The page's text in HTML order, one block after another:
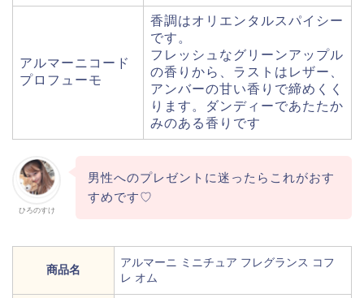
アルマーニコード
プロフューモ
香調はオリエンタルスパイシー
です。
フレッシュなグリーンアップル
の香りから、ラストはレザー、
アンバーの甘い香りで締めくく
ります。ダンディーであたたか
みのある香りです
ひろのすけ
男性へのプレゼントに迷ったらこれがおす
すめです♡
商品名
アルマーニ ミニチュア フレグランス コフ
レ オム